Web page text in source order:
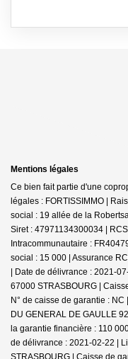
Mentions légales
Ce bien fait partie d'une
légales : FORTISSIMMO |
social : 19 allée de la
Siret : 47971134300034 |
Intracommunautaire :
social : 15 000 | Assurance
| Date de délivrance : 2021-
67000 STRASBOURG |
N° de caisse de garantie :
DU GENERAL DE GAULLE
la garantie financière : 110
de délivrance : 2021-02-22 |
STRASBOURG | Caisse de